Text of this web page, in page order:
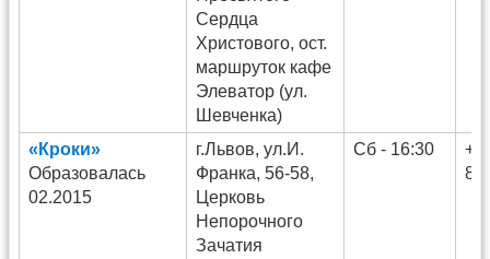
Сердца
Христового, ост.
маршруток кафе
Элеватор (ул.
Шевченка)
«Кроки»
Образовалась
02.2015
г.Львов, ул.И.
Франка, 56-58,
Церковь
Непорочного
Зачатия
Сб - 16:30